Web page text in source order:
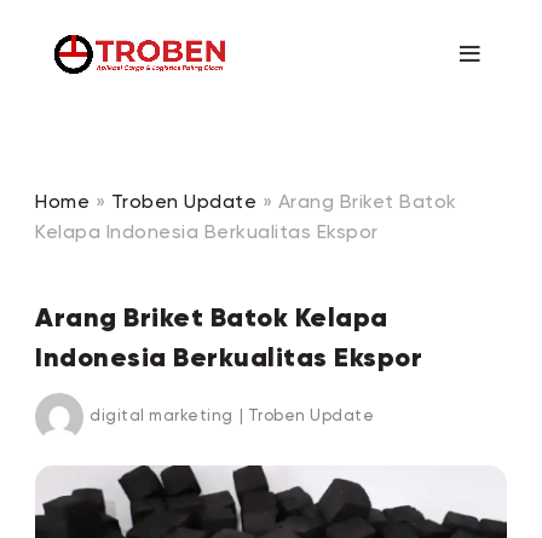
Home » Troben Update » Arang Briket Batok
Kelapa Indonesia Berkualitas Ekspor
Arang Briket Batok Kelapa
Indonesia Berkualitas Ekspor
digital marketing Troben Update